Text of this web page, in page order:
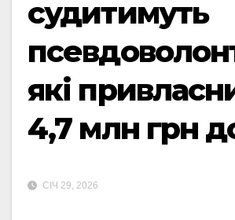
судитимуть
які
4,7 млн грн
СІЧ 29, 2026